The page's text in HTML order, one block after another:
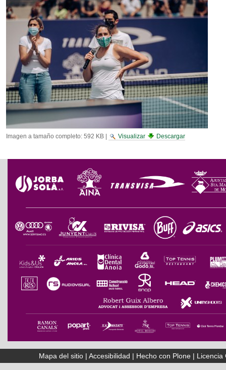
Imagen a tamaño completo: 592 KB| Visualizar Descargar
Mapa del sitio |Accesibilidad | Hecho con Plone | Licencia